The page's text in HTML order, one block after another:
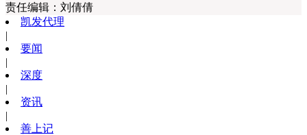
责任编辑： 刘倩倩
凯发代理
|
要闻
|
深度
|
资讯
|
善上记